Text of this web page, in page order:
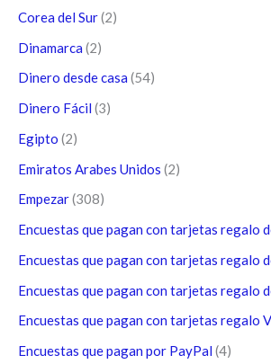
Corea del Sur(2)
Dinamarca (2)
Dinero desde casa (54)
Dinero Fácil (3)
Egipto (2)
Emiratos Arabes Unidos (2)
Empezar(308)
Encuestas que pagan con tarjetas regalo
Encuestas que pagan con tarjetas regalo
Encuestas que pagan con tarjetas regalo
Encuestas que pagan con tarjetas regalo
Encuestas que pagan por PayPal (4)